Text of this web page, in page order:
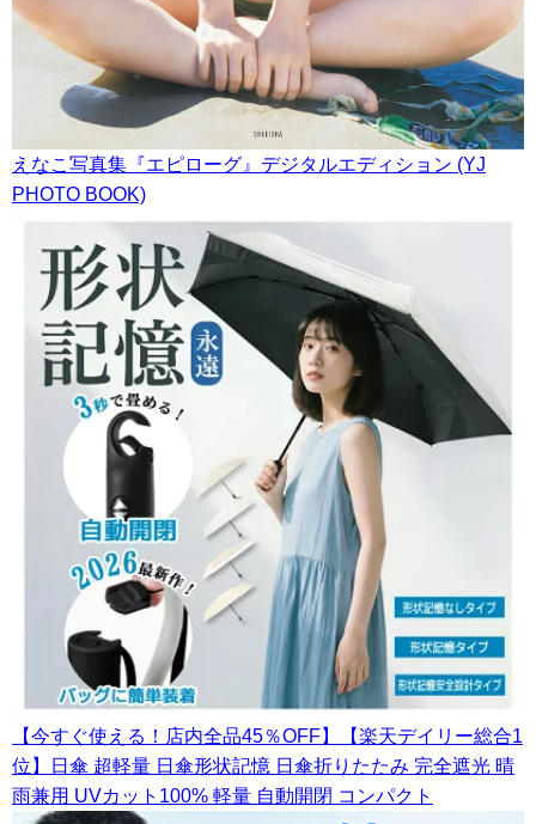
えなこ写真集『エピローグ』デジタルエディション (YJ
PHOTO BOOK)
【今すぐ使える！店内全品45％OFF】【楽天デイリー総合1
位】日傘 超軽量 日傘形状記憶 日傘折りたたみ 完全遮光 晴
雨兼用 UVカット100% 軽量 自動開閉 コンパクト